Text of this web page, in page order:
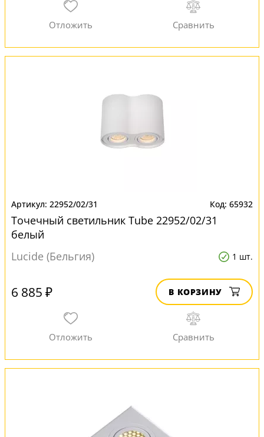
22952/02/31 65932
Точечный светильник Tube 22952/02/31
белый
Lucide (Бельгия)
1 шт.
6 885 ₽ В КОРЗИНУ